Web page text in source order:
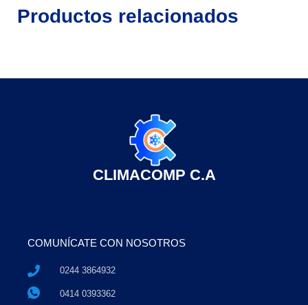
Productos relacionados
CLIMACOMP C.A
COMUNÍCATE CON NOSOTROS
0244 3864932
0414 0393362